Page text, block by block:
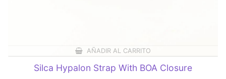
AÑADIR AL CARRITO
Silca Hypalon Strap With BOA Closure